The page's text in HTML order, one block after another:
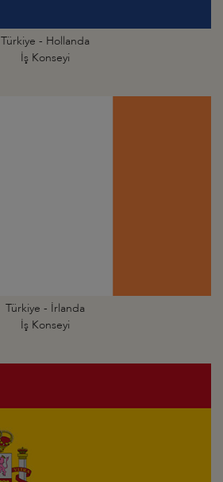
Türkiye - Hollanda
İş Konseyi
Türkiye - İrlanda
İş Konseyi